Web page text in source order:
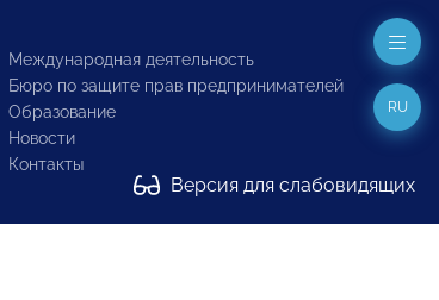
Международная деятельность
Бюро по защите прав предпринимателей
Образование
Новости
Контакты
Версия для слабовидящих
RU